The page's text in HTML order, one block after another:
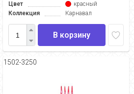
Цвет
красный
Коллекция
Карнавал
В корзину
1502-3250